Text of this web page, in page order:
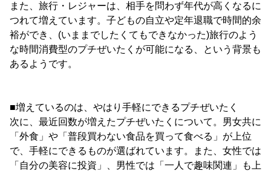
また、旅行・レジャーは、相手を問わず年代が高くなるに
つれて増えています。子どもの自立や定年退職で時間的余
裕ができ、(いままでしたくてもできなかった)旅行のよう
な時間消費型のプチぜいたくが可能になる、という背景も
あるようです。
■増えているのは、やはり手軽にできるプチぜいたく
次に、最近回数が増えたプチぜいたくについて。男女共に
「外食」や「普段買わない食品を買って食べる」が上位
で、手軽にできるものが選ばれています。また、女性では
「自分の美容に投資」、男性では「一人で趣味関連」も上